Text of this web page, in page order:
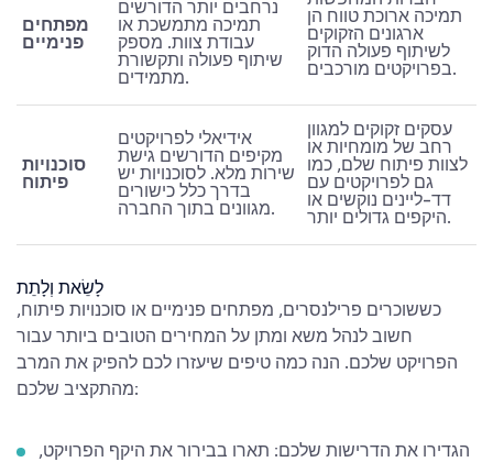
מפתחים
פנימיים
נרחבים יותר הדורשים
תמיכה מתמשכת או
עבודת צוות. מספק
שיתוף פעולה ותקשורת
מתמידים.
תמיכה ארוכת טווח הן
ארגונים הזקוקים
לשיתוף פעולה הדוק
בפרויקטים מורכבים.
סוכנויות
פיתוח
אידיאלי לפרויקטים
מקיפים הדורשים גישת
שירות מלא. לסוכנויות יש
בדרך כלל כישורים
מגוונים בתוך החברה.
עסקים זקוקים למגוון
רחב של מומחיות או
לצוות פיתוח שלם, כמו
גם לפרויקטים עם
דד-ליינים נוקשים או
היקפים גדולים יותר.
כששוכרים פרילנסרים, מפתחים פנימיים או סוכנויות פיתוח,
חשוב לנהל משא ומתן על המחירים הטובים ביותר עבור
הפרויקט שלכם. הנה כמה טיפים שיעזרו לכם להפיק את המרב
מהתקציב שלכם:
הגדירו את הדרישות שלכם: תארו בבירור את היקף הפרויקט,